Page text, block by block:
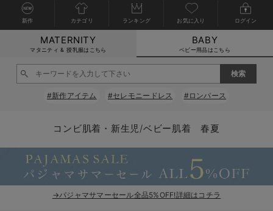
新生児服全て
ベビー服全て
ロンパース・カバーオール
ベビー ブルマ
ベビー スカート
シーズンアイテム全て
ベビー・新生児 寝具全て
ベビーベッド・布団 （ベビー・新生児）
ベビー 雑貨全て
ベビーチェア（ハイローチェア）・ベビーラック
ベビー 雑貨 小物
ベビー安全グッズ
お出かけグッズ全て
ベビー｜季節の特集全て
猛暑からベビーを守るひんやりグッズ
ベビーの動物なりきり特集
ベビー 夏のお役立ちグッズ特集
アウトレット全て
【アウトレット】ワンピース
【アウトレット】パジャマ
【アウトレット】インナー
特集全て
抗菌防臭加工
コットン素材
再入荷全て
再入荷｜インナー
戻る
送料無料アイテム全て
ワンピース
スカート
パジャマ
戻る
ブラキャミ おまとめ
戻る
【37周年祭セール】
【37周年祭セール】
戻る
気温差別オススメア
【15℃】3月下旬～
戻る
動きやすく着回しで
戻る
強撚スムース(コスパ
戻る
マタニティウェア
【おまとめ割】パジ
戻る
こだわりの履き心地
カジュアル
オフィス
戻る
ジャケット派
きれいめ美脚パンツ派
ツィード派
戻る
出産準備応援割全て
マタニティパジャマ
戻る
【オフィスカジュア
戻る
レギンスタイプ
戻る
【フォーマル】ワン
戻る
【ベビー】長袖
戻る
ハンカチ
短肌着
セット
戻る
快適ウェア10%OFF
快適ウェア10%OFF
戻る
春のマタニティワン
セットアップ・ レイ
ジャンパースカート/
ワーク・オフィス
戻る
Gift Selection 出産
〜3,000円（税込）
10,001円（税込）〜
女の子におススメの
戻る
冬の冷え対策インナ
薄くてあったか
保温&リカバリー
レギンス・タイツ
戻る
入院準備の持ち物チ
入院してすぐ使うグ
戻る
冬のあったか特集全て
【冬のあったか特集
【冬のあったか特集
新作 カテゴリ ランキング お気に入り ログイン
MATERNITY
マタニティ & 授乳服はこちら
BABY
ベビー用品はこちら
#新作アイテム #セレモニードレス #ロンパース
コンビ肌着・新生児/ベビー肌着 春夏
→パジャマサマーセール全品5%OFF!詳細はコチラ
カートに入れる
閉じる